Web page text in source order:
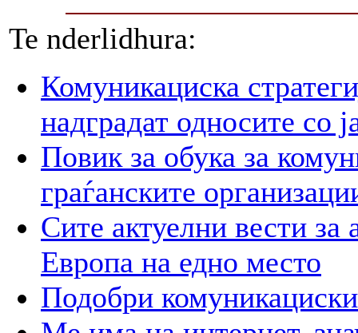
Te nderlidhura:
Комуникациска
надградат односите со
Повик за обука за
граѓанските
Сите актуелни вести за
Европа на едно место
Подобри